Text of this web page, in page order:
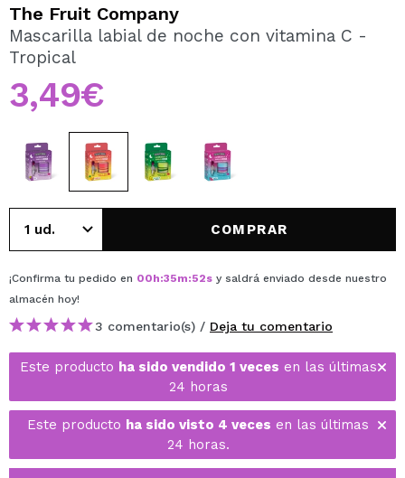
Al crear una cuenta en Maquillalia.com podrás realizar
tus compras rápidamente, revisar el estado de tus
CREAR CUENTA
The Fruit Company
Mascarilla labial de noche con vitamina C -
Tropical
3,49€
COMPRAR
¡Confirma tu pedido en 00h:35m:51sy saldrá enviado desde nuestro
almacén hoy!
3 comentario(s) / Deja tu comentario
Este producto ha sido vendido 1 veces en las últimas
24 horas
Este producto ha sido visto 4 veces en las últimas
24 horas.